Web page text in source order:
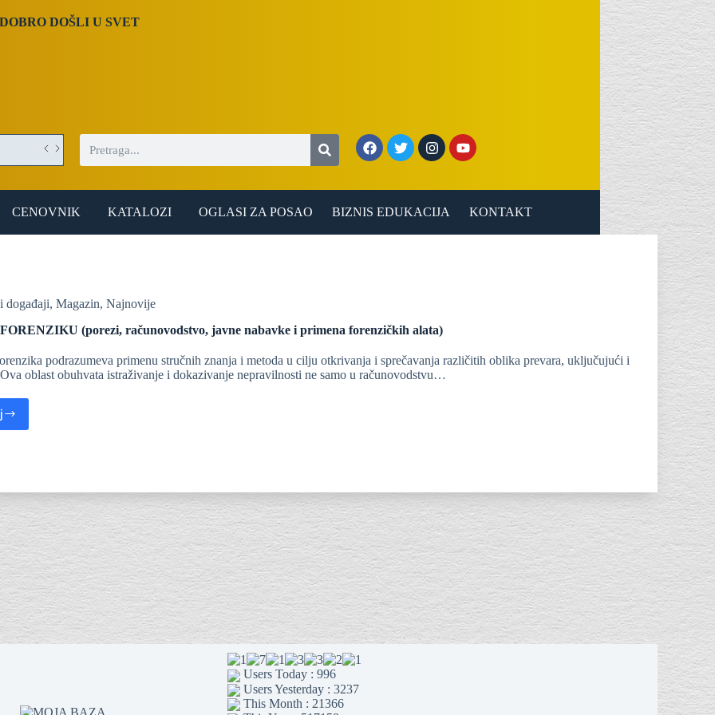
DOBRO DOŠLI U SVET
CENOVNIK KATALOZI OGLASI ZA POSAO BIZNIS EDUKACIJA KONTAKT
događaji, Magazin, Najnovije
(porezi, računovodstvo, javne nabavke i primena forenzičkih alata)
podrazumeva primenu stručnih znanja i metoda u cilju otkrivanja i sprečavanja različitih oblika prevara, uključujući i
oblast obuhvata istraživanje i dokazivanje nepravilnosti ne samo u računovodstvu…
Users Today : 996
Users Yesterday : 3237
This Month : 21366